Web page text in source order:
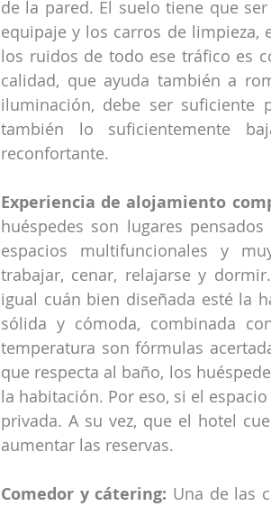
de la pared. El suelo tiene que
equipaje y los carros de
los ruidos de todo ese tráfico es
calidad, que ayuda también a
iluminación, debe ser suficiente
también lo suficientemente
reconfortante.
Experiencia de alojamiento
huéspedes son lugares
espacios multifuncionales y
trabajar, cenar, relajarse y
igual cuán bien diseñada esté la
sólida y cómoda, combinada
temperatura son fórmulas
que respecta al baño, los
la habitación. Por eso, si el
privada. A su vez, que el hotel
aumentar las reservas.
Comedor y cátering: Una de las